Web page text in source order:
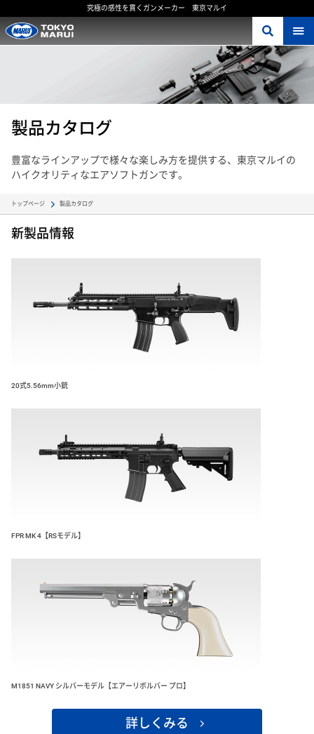
究極の感性を貫くガンメーカー 東京マルイ
製品カタログ
豊富なラインアップで様々な楽しみ方を提供する、東京マルイの
ハイクオリティなエアソフトガンです。
トップページ 製品カタログ
新製品情報
20式5.56mm小銃
FPR MK 4【RSモデル】
M1851 NAVY シルバーモデル【エアーリボルバー プロ】
詳しくみる